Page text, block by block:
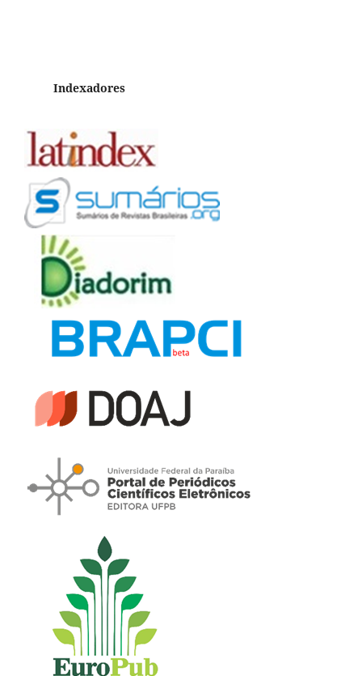
Indexadores